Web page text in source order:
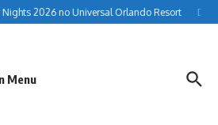
2026 no Universal Orlando Resort
Menu